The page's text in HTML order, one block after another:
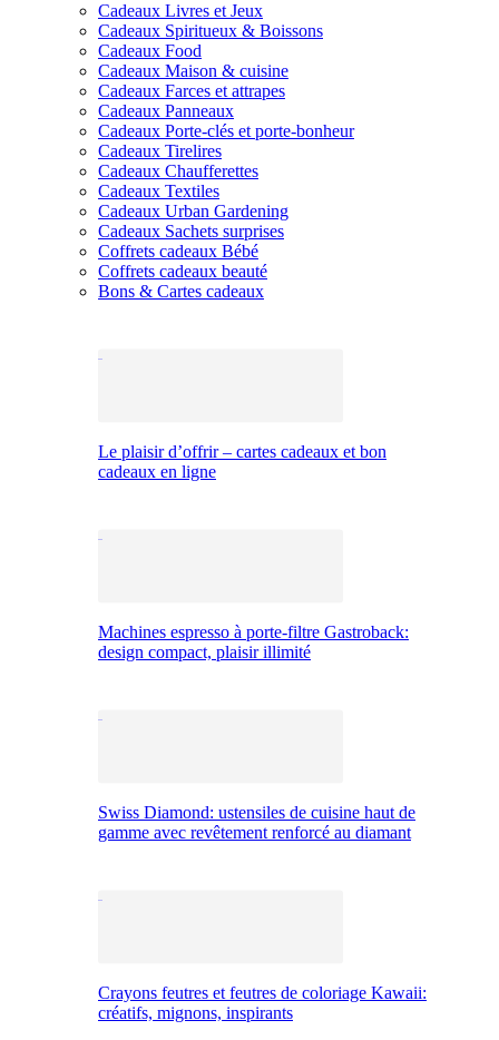
Cadeaux Livres et Jeux
Cadeaux Spiritueux & Boissons
Cadeaux Food
Cadeaux Maison & cuisine
Cadeaux Farces et attrapes
Cadeaux Panneaux
Cadeaux Porte-clés et porte-bonheur
Cadeaux Tirelires
Cadeaux Chaufferettes
Cadeaux Textiles
Cadeaux Urban Gardening
Cadeaux Sachets surprises
Coffrets cadeaux Bébé
Coffrets cadeaux beauté
Bons & Cartes cadeaux
Le plaisir d’offrir – cartes cadeaux et bon
cadeaux en ligne
Machines espresso à porte-filtre Gastroback:
design compact, plaisir illimité
Swiss Diamond: ustensiles de cuisine haut de
gamme avec revêtement renforcé au diamant
Crayons feutres et feutres de coloriage Kawaii:
créatifs, mignons, inspirants